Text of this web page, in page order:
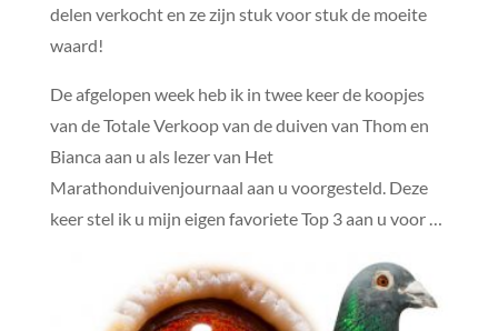
delen verkocht en ze zijn stuk voor stuk de moeite
waard!
De afgelopen week heb ik in twee keer de koopjes
van de Totale Verkoop van de duiven van Thom en
Bianca aan u als lezer van Het
Marathonduivenjournaal aan u voorgesteld. Deze
keer stel ik u mijn eigen favoriete Top 3 aan u voor …